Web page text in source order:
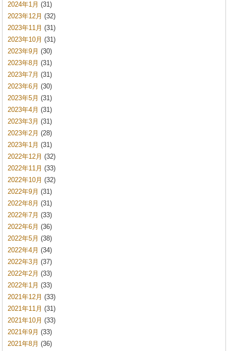
2024年1月 (31)
2023年12月 (32)
2023年11月 (31)
2023年10月 (31)
2023年9月 (30)
2023年8月 (31)
2023年7月 (31)
2023年6月 (30)
2023年5月 (31)
2023年4月 (31)
2023年3月 (31)
2023年2月 (28)
2023年1月 (31)
2022年12月 (32)
2022年11月 (33)
2022年10月 (32)
2022年9月 (31)
2022年8月 (31)
2022年7月 (33)
2022年6月 (36)
2022年5月 (38)
2022年4月 (34)
2022年3月 (37)
2022年2月 (33)
2022年1月 (33)
2021年12月 (33)
2021年11月 (31)
2021年10月 (33)
2021年9月 (33)
2021年8月 (36)